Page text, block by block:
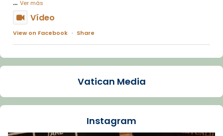
Ver más
Vídeo
View on Facebook · Share
Arquebisbat de Barcelona
La Carmina va patir depressió. Fa gairebé
dos mesos, a l'Estadi Lluís Companys, la
Vatican Media
Instagram